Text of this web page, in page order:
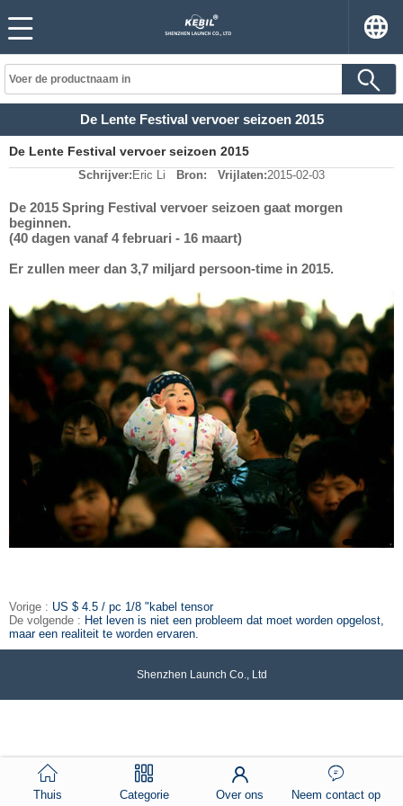
De Lente Festival vervoer seizoen 2015
De Lente Festival vervoer seizoen 2015
Schrijver: Eric Li Bron: Vrijlaten:2015-02-03
De 2015 Spring Festival vervoer seizoen gaat morgen
beginnen.
(40 dagen vanaf 4 februari - 16 maart)
Er zullen meer dan 3,7 miljard persoon-time in 2015.
Vorige : US $ 4.5 / pc 1/8 "kabel tensor
De volgende : Het leven is niet een probleem dat moet worden opgelost,
maar een realiteit te worden ervaren.
Shenzhen Launch Co., Ltd
Thuis Categorie Over ons Neem contact op